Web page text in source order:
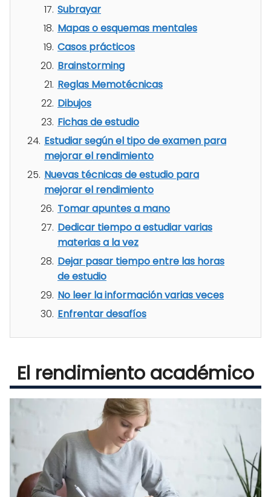
Subrayar
Mapas o esquemas mentales
Casos prácticos
Brainstorming
Reglas Memotécnicas
Dibujos
Fichas de estudio
Estudiar según el tipo de examen para
mejorar el rendimiento
Nuevas técnicas de estudio para
mejorar el rendimiento
Tomar apuntes a mano
Dedicar tiempo a estudiar varias
materias a la vez
Dejar pasar tiempo entre las horas
de estudio
No leer la información varias veces
Enfrentar desafíos
El rendimiento académico